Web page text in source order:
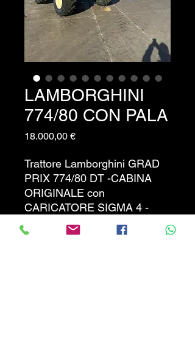
LAMBORGHINI
774/80 CON PALA
18.000,00 €Prezzo
Trattore Lamborghini GRAD
PRIX 774/80 DT -CABINA
ORIGINALE con
CARICATORE SIGMA 4 -
BENNA con denti -
trasmissione 40Km./h-